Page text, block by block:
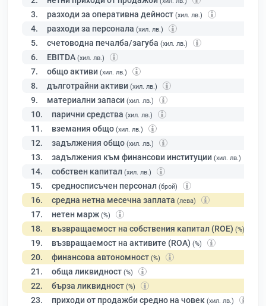
3. разходи за оперативна дейност (хил. лв.)
4. разходи за персонала (хил. лв.)
5. счетоводна печалба/загуба (хил. лв.)
6. EBITDA (хил. лв.)
7. общо активи (хил. лв.)
8. дълготрайни активи (хил. лв.)
9. материални запаси (хил. лв.)
10. парични средства (хил. лв.)
11. вземания общо (хил. лв.)
12. задължения общо (хил. лв.)
13. задължения към финансови институции (хил. лв.)
14. собствен капитал (хил. лв.)
15. средносписъчен персонал (брой)
16. средна нетна месечна заплата (лева)
17. нетен марж (%)
18. възвращаемост на собствения капитал (ROE) (%)
19. възвращаемост на активите (ROA) (%)
20. финансова автономност (%)
21. обща ликвидност (%)
22. бърза ликвидност (%)
23. приходи от продажби средно на човек (хил. лв.)